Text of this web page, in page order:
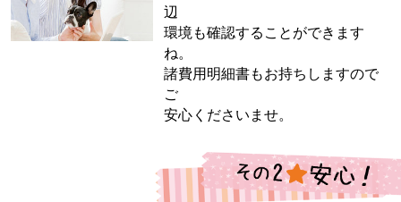
辺
環境も確認することができます
ね。
諸費用明細書もお持ちしますので
ご
安心くださいませ。